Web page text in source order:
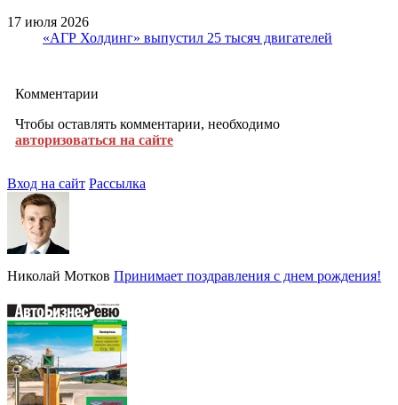
17 июля 2026
«АГР Холдинг» выпустил 25 тысяч двигателей
Комментарии
Чтобы оставлять комментарии, необходимо
авторизоваться на сайте
Вход на сайт Рассылка
Николай Мотков Принимает поздравления с днем рождения!